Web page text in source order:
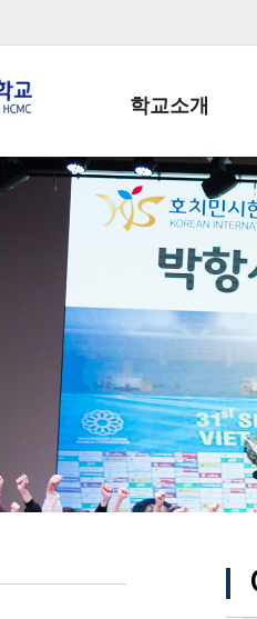
학교소개
학교장인사말
학생회장인사말
학교상징
학교 CI
교직원현황
학생현황
위치/전화
전경사진